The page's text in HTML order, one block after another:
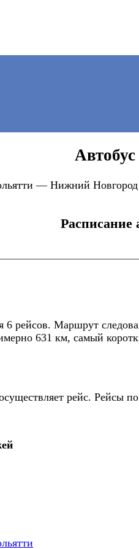
— Нижний
Расписание
6 рейсов. Маршрут
631 км, самый
рейс. Рейсы